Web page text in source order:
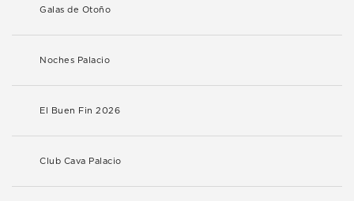
Galas de Otoño
Noches Palacio
El Buen Fin 2026
Club Cava Palacio